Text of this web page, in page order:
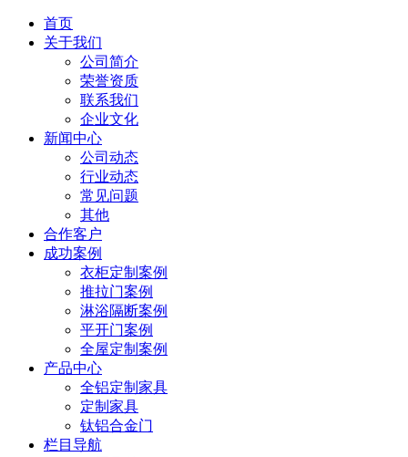
首页
关于我们
公司简介
荣誉资质
联系我们
企业文化
新闻中心
公司动态
行业动态
常见问题
其他
合作客户
成功案例
衣柜定制案例
推拉门案例
淋浴隔断案例
平开门案例
全屋定制案例
产品中心
全铝定制家具
定制家具
钛铝合金门
栏目导航